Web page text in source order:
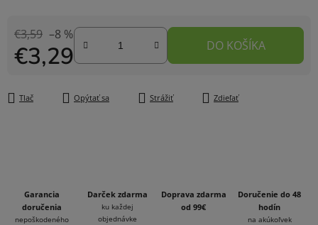
€3,59 –8 %
€3,29 DO KOŠÍKA
Tlač Opýtať sa Strážiť Zdieľať
Garancia
doručenia
nepoškodeného
Darček zdarma
ku každej
objednávke
Doprava zdarma
od 99€
Doručenie do 48
hodín
na akúkoľvek